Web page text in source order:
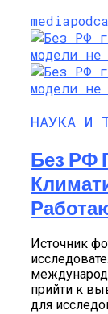
НАУКА И
Без РФ
Источник
прийти к
для